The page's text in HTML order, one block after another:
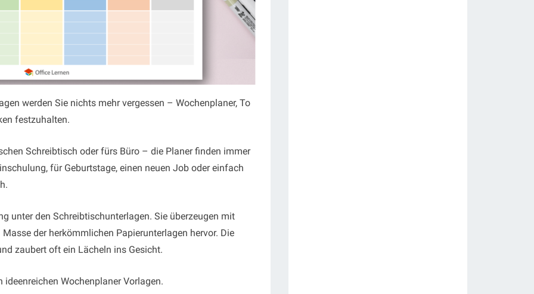
werden Sie nichts mehr vergessen – Wochenplaner, To
festzuhalten.
Schreibtisch oder fürs Büro – die Planer finden immer
für Geburtstage, einen neuen Job oder einfach
unter den Schreibtischunterlagen. Sie überzeugen mit
der herkömmlichen Papierunterlagen hervor. Die
zaubert oft ein Lächeln ins Gesicht.
Wochenplaner Vorlagen.